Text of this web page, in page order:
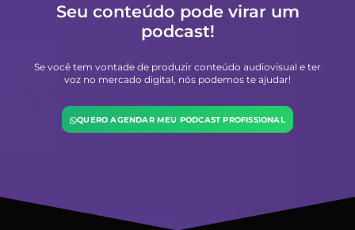
Seu conteúdo pode virar um
podcast!
Se você tem vontade de produzir conteúdo audiovisual e ter
voz no mercado digital, nós podemos te ajudar!
QUERO AGENDAR MEU PODCAST PROFISSIONAL